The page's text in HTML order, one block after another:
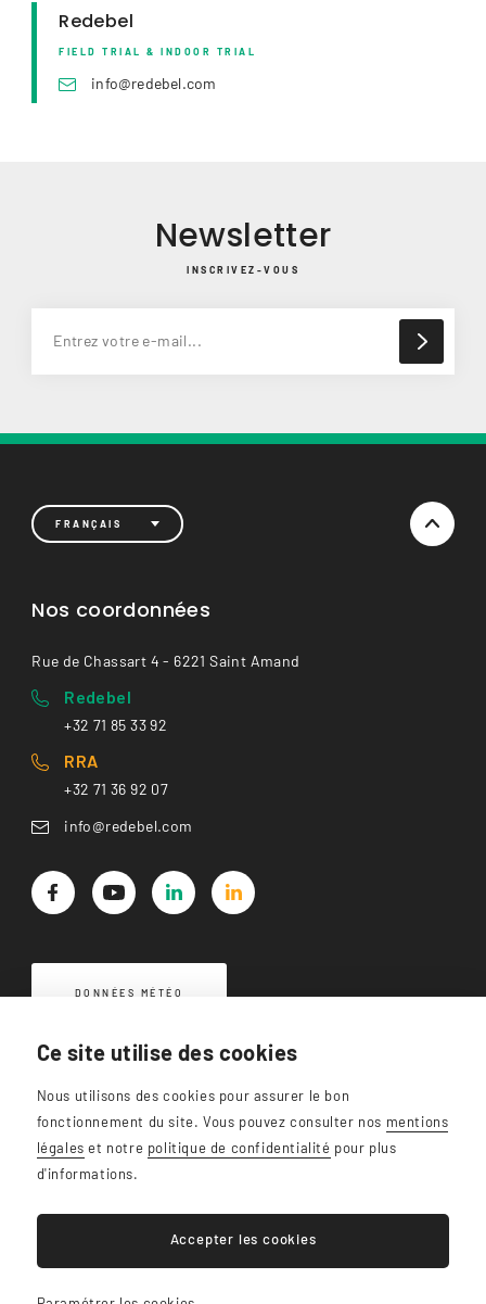
Redebel
FIELD TRIAL & INDOOR TRIAL
info@redebel.com
Newsletter
INSCRIVEZ-VOUS
FRANÇAIS
Nos coordonnées
Rue de Chassart 4 - 6221 Saint Amand
Redebel
+32 71 85 33 92
RRA
+32 71 36 92 07
info@redebel.com
DONNÉES MÉTÉO
Redebel SA - BE0434.767.559
Mentions légales
Cookies
Ce site utilise des cookies
Nous utilisons des cookies pour assurer le bon
fonctionnement du site. Vous pouvez consulter nos mentions
légales et notre politique de confidentialité pour plus
d'informations.
Accepter les cookies